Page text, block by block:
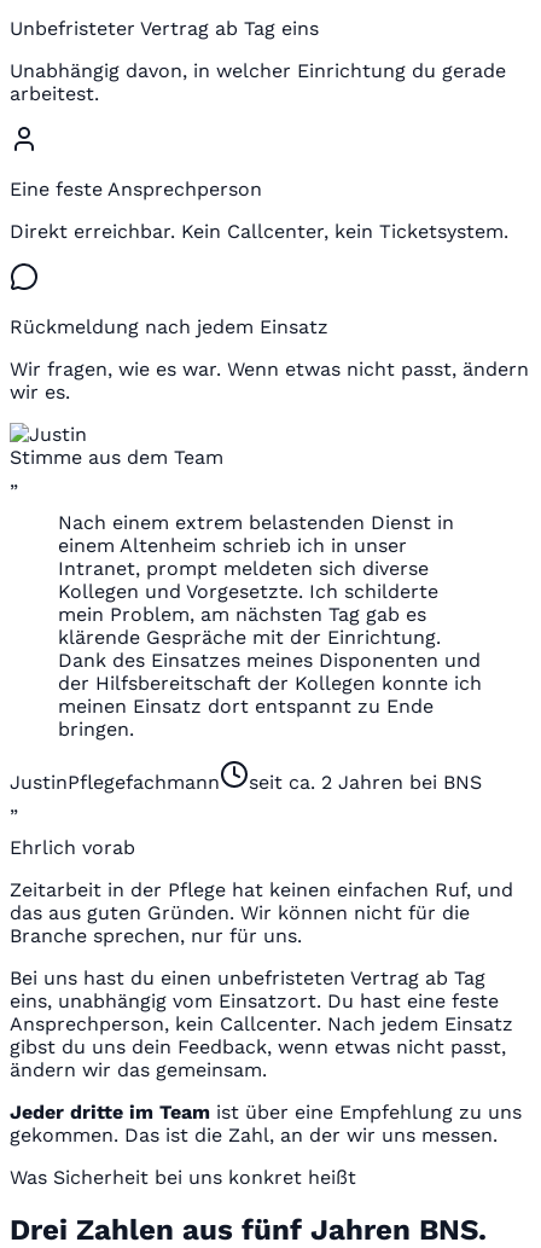
Unbefristeter Vertrag ab Tag eins
Unabhängig davon, in welcher Einrichtung du gerade
arbeitest.
Eine feste Ansprechperson
Direkt erreichbar. Kein Callcenter, kein Ticketsystem.
Rückmeldung nach jedem Einsatz
Wir fragen, wie es war. Wenn etwas nicht passt, ändern
wir es.
Stimme aus dem Team
„
Nach einem extrem belastenden Dienst in
einem Altenheim schrieb ich in unser
Intranet, prompt meldeten sich diverse
Kollegen und Vorgesetzte. Ich schilderte
mein Problem, am nächsten Tag gab es
klärende Gespräche mit der Einrichtung.
Dank des Einsatzes meines Disponenten und
der Hilfsbereitschaft der Kollegen konnte ich
meinen Einsatz dort entspannt zu Ende
bringen.
JustinPflegefachmann
seit ca. 2 Jahren bei BNS
„
Ehrlich vorab
Zeitarbeit in der Pflege hat keinen einfachen Ruf, und
das aus guten Gründen. Wir können nicht für die
Branche sprechen, nur für uns.
Bei uns hast du einen unbefristeten Vertrag ab Tag
eins, unabhängig vom Einsatzort. Du hast eine feste
Ansprechperson, kein Callcenter. Nach jedem Einsatz
gibst du uns dein Feedback, wenn etwas nicht passt,
ändern wir das gemeinsam.
Jeder dritte im Team ist über eine Empfehlung zu uns
gekommen. Das ist die Zahl, an der wir uns messen.
Was Sicherheit bei uns konkret heißt
Drei Zahlen aus fünf Jahren BNS.